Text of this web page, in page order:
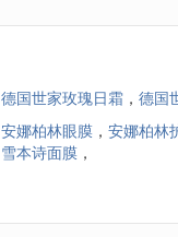
德国世家玫瑰日霜 ， 德国
安娜柏林眼膜 ， 安娜柏林
雪本诗面膜 ，